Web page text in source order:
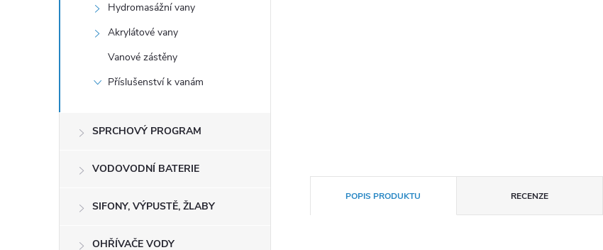
Hydromasážní vany
Akrylátové vany
Vanové zástěny
Příslušenství k vanám
SPRCHOVÝ PROGRAM
VODOVODNÍ BATERIE
SIFONY, VÝPUSTĚ, ŽLABY
OHŘÍVAČE VODY
POPIS PRODUKTU RECENZE